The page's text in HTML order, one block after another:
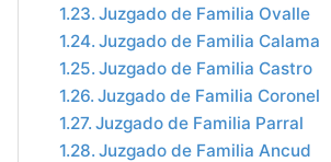
Juzgado de Familia Ovalle
Juzgado de Familia Calama
Juzgado de Familia Castro
Juzgado de Familia Coronel
Juzgado de Familia Parral
Juzgado de Familia Ancud